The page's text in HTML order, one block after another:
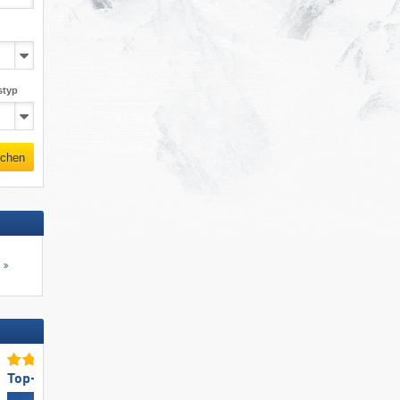
Top-Lifte/Bahnen